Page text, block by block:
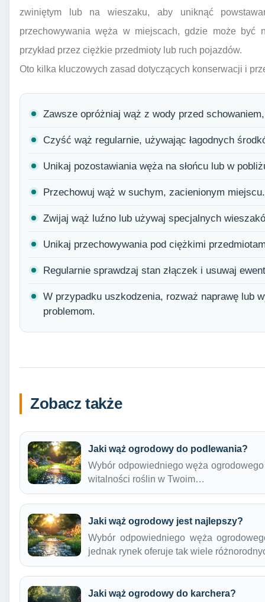
zwiniętym lub na wieszaku, aby uniknąć
przechowywania węża w miejscach, gdzie może być
przykład przez ciężkie przedmioty lub ruch pojazdów.
Oto kilka kluczowych zasad dotyczących konserwacji i
Zawsze opróżniaj wąż z wody przed
Czyść wąż regularnie, używając łagodnych
Unikaj pozostawiania węża na słońcu lub w
Przechowuj wąż w suchym, zacienionym miejscu.
Zwijaj wąż luźno lub używaj specjalnych
Unikaj przechowywania pod ciężkimi
Regularnie sprawdzaj stan złączek i usuwaj
W przypadku uszkodzenia, rozważ naprawę lub
problemom.
Zobacz także
Jaki wąż ogrodowy do podlewania?
Wybór odpowiedniego węża
witalności roślin w Twoim…
Jaki wąż ogrodowy jest najlepszy?
Wybór odpowiedniego węża
jednak rynek oferuje tak wiele
Jaki wąż ogrodowy do karchera?